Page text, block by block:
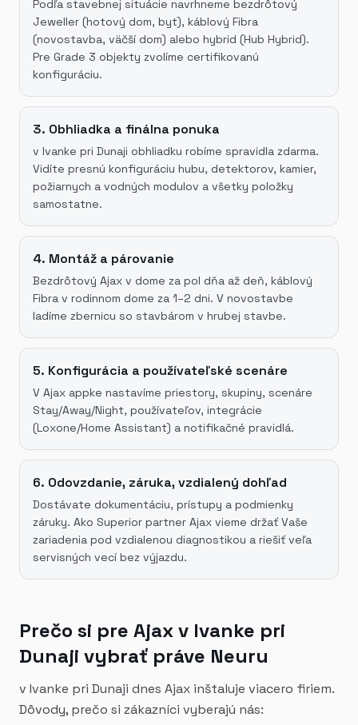
Podľa stavebnej situácie navrhneme bezdrôtový
Jeweller (hotový dom, byt), káblový Fibra
(novostavba, väčší dom) alebo hybrid (Hub Hybrid).
Pre Grade 3 objekty zvolíme certifikovanú
konfiguráciu.
3. Obhliadka a finálna ponuka
v Ivanke pri Dunaji obhliadku robíme spravidla zdarma.
Vidíte presnú konfiguráciu hubu, detektorov, kamier,
požiarnych a vodných modulov a všetky položky
samostatne.
4. Montáž a párovanie
Bezdrôtový Ajax v dome za pol dňa až deň, káblový
Fibra v rodinnom dome za 1–2 dni. V novostavbe
ladíme zbernicu so stavbárom v hrubej stavbe.
5. Konfigurácia a používateľské scenáre
V Ajax appke nastavíme priestory, skupiny, scenáre
Stay/Away/Night, používateľov, integrácie
(Loxone/Home Assistant) a notifikačné pravidlá.
6. Odovzdanie, záruka, vzdialený dohľad
Dostávate dokumentáciu, prístupy a podmienky
záruky. Ako Superior partner Ajax vieme držať Vaše
zariadenia pod vzdialenou diagnostikou a riešiť veľa
servisných vecí bez výjazdu.
Prečo si pre Ajax v Ivanke pri
Dunaji vybrať práve Neuru
v Ivanke pri Dunaji dnes Ajax inštaluje viacero firiem.
Dôvody, prečo si zákazníci vyberajú nás: